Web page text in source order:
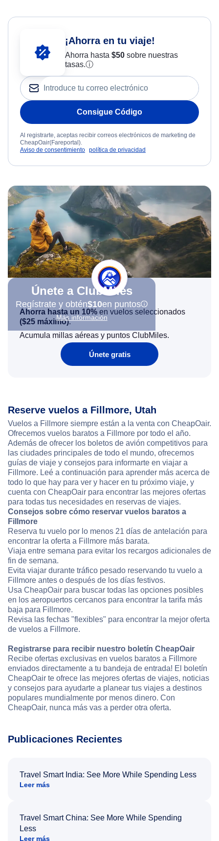
¡Ahorra en tu viaje!
Ahorra hasta $50sobre nuestras
tasas.ⓘ
Consigue Código
Al registrarte, aceptas recibir correos electrónicos de marketing de
CheapOair(Fareportal).
Aviso de consentimiento política de privacidad
Únete a ClubMiles
Regístrate y obtén$10en puntos
Más información
Ahorra hasta un 10% en vuelos seleccionados
($25 máximo).
Acumula millas aéreas y puntos ClubMiles.
Únete gratis
Reserve vuelos a Fillmore, Utah
Vuelos a Fillmore siempre están a la venta con CheapOair.
Ofrecemos vuelos baratos a Fillmore por todo el año.
Además de ofrecer los boletos de avión competitivos para
las ciudades principales de todo el mundo, ofrecemos
guías de viaje y consejos para informarte en viajar a
Fillmore. Leé a continuación para aprender más acerca de
todo lo que hay para ver y hacer en tu próximo viaje, y
cuenta con CheapOair para encontrar las mejores ofertas
para todas tus necesidades en reservas de viajes.
Consejos sobre cómo reservar vuelos baratos a
Fillmore
Reserva tu vuelo por lo menos 21 días de antelación para
encontrar la oferta a Fillmore más barata.
Viaja entre semana para evitar los recargos adicionales de
fin de semana.
Evita viajar durante tráfico pesado reservando tu vuelo a
Fillmore antes o después de los días festivos.
Usa CheapOair para buscar todas las opciones posibles
en los aeropuertos cercanos para encontrar la tarifa más
baja para Fillmore.
Revisa las fechas "flexibles" para encontrar la mejor oferta
de vuelos a Fillmore.
Registrarse para recibir nuestro boletín CheapOair
Recibe ofertas exclusivas en vuelos baratos a Fillmore
enviados directamente a tu bandeja de entrada! El boletín
CheapOair te ofrece las mejores ofertas de viajes, noticias
y consejos para ayudarte a planear tus viajes a destinos
populares mundialmente por menos dinero. Con
CheapOair, nunca más vas a perder otra oferta.
Publicaciones Recientes
Travel Smart India: See More While Spending Less
Leer más
Travel Smart China: See More While Spending
Less
Leer más